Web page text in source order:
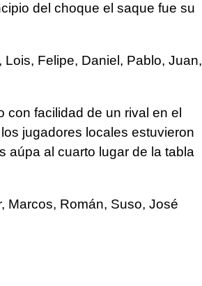
del choque el saque fue su
Lois, Felipe, Daniel, Pablo, Juan,
facilidad de un rival en el
jugadores locales estuvieron
aúpa al cuarto lugar de la tabla
Marcos, Román, Suso, José